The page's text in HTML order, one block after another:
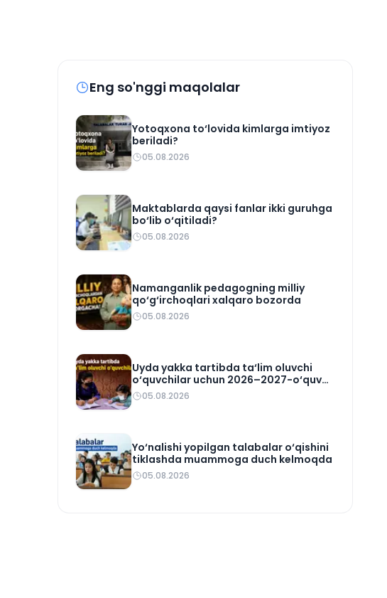
Eng so'nggi maqolalar
Yotoqxona to‘lovida kimlarga imtiyoz
beriladi?
05.08.2026
Maktablarda qaysi fanlar ikki guruhga
bo‘lib o‘qitiladi?
05.08.2026
Namanganlik pedagogning milliy
qo‘g‘irchoqlari xalqaro bozorda
05.08.2026
Uyda yakka tartibda ta‘lim oluvchi
o‘quvchilar uchun 2026–2027-o‘quv
rejasi tasdiqlandi
05.08.2026
Yo‘nalishi yopilgan talabalar o‘qishini
tiklashda muammoga duch kelmoqda
05.08.2026